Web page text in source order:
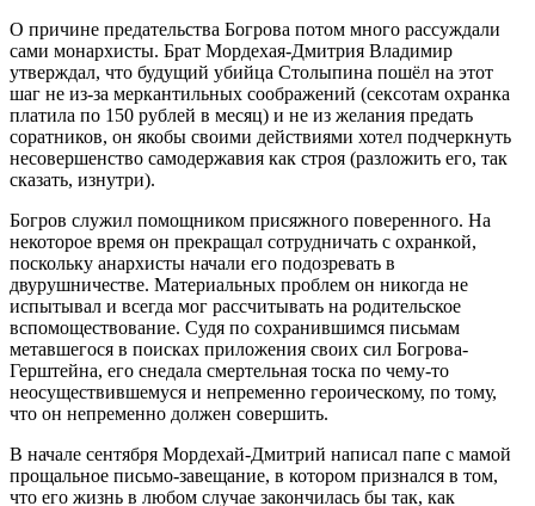
О причине предательства Богрова потом много рассуждали
сами монархисты. Брат Мордехая-Дмитрия Владимир
утверждал, что будущий убийца Столыпина пошёл на этот
шаг не из-за меркантильных соображений (сексотам охранка
платила по 150 рублей в месяц) и не из желания предать
соратников, он якобы своими действиями хотел подчеркнуть
несовершенство самодержавия как строя (разложить его, так
сказать, изнутри).
Богров служил помощником присяжного поверенного. На
некоторое время он прекращал сотрудничать с охранкой,
поскольку анархисты начали его подозревать в
двурушничестве. Материальных проблем он никогда не
испытывал и всегда мог рассчитывать на родительское
вспомоществование. Судя по сохранившимся письмам
метавшегося в поисках приложения своих сил Богрова-
Герштейна, его снедала смертельная тоска по чему-то
неосуществившемуся и непременно героическому, по тому,
что он непременно должен совершить.
В начале сентября Мордехай-Дмитрий написал папе с мамой
прощальное письмо-завещание, в котором признался в том,
что его жизнь в любом случае закончилась бы так, как